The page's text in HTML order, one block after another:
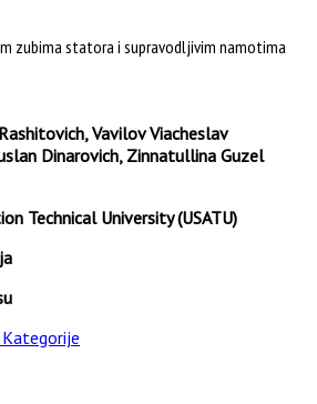
zubima statora i supravodljivim namotima
Vavilov Viacheslav
Dinarovich, Zinnatullina Guzel
Technical University (USATU)